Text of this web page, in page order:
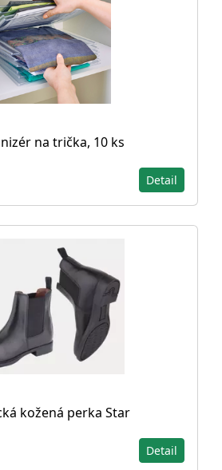
na trička, 10 ks
Detail
kožená perka Star
Detail